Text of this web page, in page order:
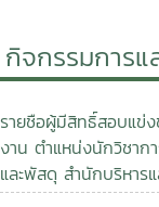
2566สอบคัดเลือก
คัดเลือก 21 มิถุนาย
ใหม่ 21-30 มิถุนาย
ศึกษาต่อระดับปริญ
ได้ที่http://
5387-5520#สมัคร
ปริญญาเอกแม่โจ้
กิจกรรมการแ
รายชือผู้มีสิทธิ์สอบแข่
งาน ตำแหน่งนักวิชาก
และพัสดุ สำนักบริหาร